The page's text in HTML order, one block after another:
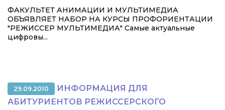
ФАКУЛЬТЕТ АНИМАЦИИ И МУЛЬТИМЕДИА
ОБЪЯВЛЯЕТ НАБОР НА КУРСЫ ПРОФОРИЕНТАЦИИ
"РЕЖИССЕР МУЛЬТИМЕДИА" Самые актуальные
цифровы...
29.09.2010
ИНФОРМАЦИЯ ДЛЯ
АБИТУРИЕНТОВ РЕЖИССЕРСКОГО